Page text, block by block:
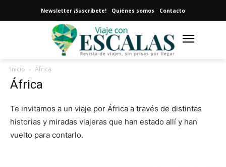
Newsletter ¡Suscríbete! Quiénes somos Contacto
Inicio África
África
Te invitamos a un viaje por África a través de distintas
historias y miradas viajeras que han estado allí y han
vuelto para contarlo.